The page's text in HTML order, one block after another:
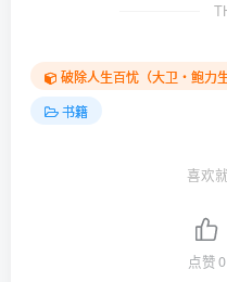
破除人生百忧（大卫‧鲍力
书籍
喜欢
点赞0